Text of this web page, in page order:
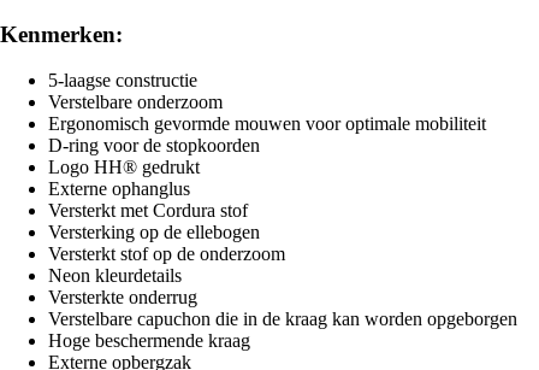
Kenmerken:
5-laagse constructie
Verstelbare onderzoom
Ergonomisch gevormde mouwen voor optimale mobiliteit
D-ring voor de stopkoorden
Logo HH® gedrukt
Externe ophanglus
Versterkt met Cordura stof
Versterking op de ellebogen
Versterkt stof op de onderzoom
Neon kleurdetails
Versterkte onderrug
Verstelbare capuchon die in de kraag kan worden opgeborgen
Hoge beschermende kraag
Externe opbergzak